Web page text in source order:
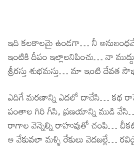
ఇది కలకాలమై ఉండగా… నీ
ఇంటికి దీపం ఇల్లాలనిపించు… నా
శ్రీరస్తు శుభమస్తు… మా ఇంటి దేవత
ఎదిగే మరణాన్ని ఎదలో దాచేసి… కథ
పంతాల గిరి గీసి, ప్రణయాన్ని ముడి
రాగాల వెన్నెల్ని రాహువుతో చంపి…
ఆ వేకువలా మళ్ళి రేకులు వెదజల్లే…